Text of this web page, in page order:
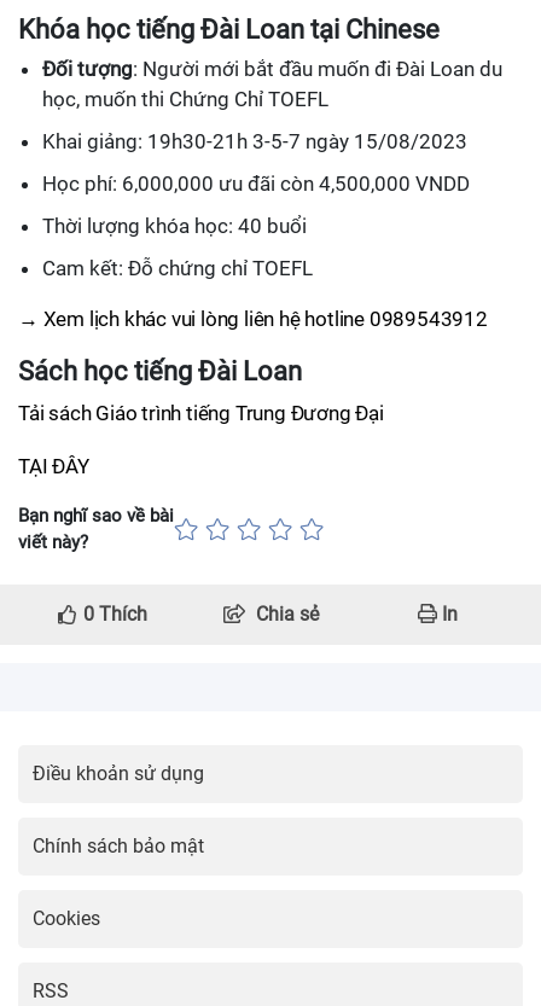
Khóa học tiếng Đài Loan tại Chinese
Đối tượng: Người mới bắt đầu muốn đi Đài Loan du
học, muốn thi Chứng Chỉ TOEFL
Khai giảng: 19h30-21h 3-5-7 ngày 15/08/2023
Học phí: 6,000,000 ưu đãi còn 4,500,000 VNDD
Thời lượng khóa học: 40 buổi
Cam kết: Đỗ chứng chỉ TOEFL
→ Xem lịch khác vui lòng liên hệ hotline 0989543912
Sách học tiếng Đài Loan
Tải sách Giáo trình tiếng Trung Đương Đại
TẠI ĐÂY
Bạn nghĩ sao về bài
viết này?
0 Thích Chia sẻ In
Điều khoản sử dụng
Chính sách bảo mật
Cookies
RSS